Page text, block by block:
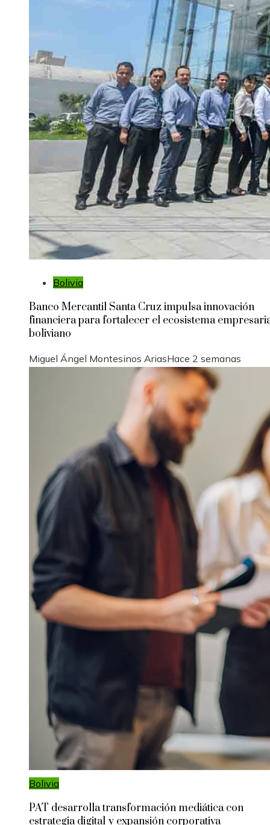
Bolivia
Banco Mercantil Santa Cruz impulsa innovación
financiera para fortalecer el ecosistema
boliviano
Miguel Ángel Montesinos AriasHace 2 semanas
Bolivia
PAT desarrolla transformación mediática con
estrategia digital y expansión corporativa